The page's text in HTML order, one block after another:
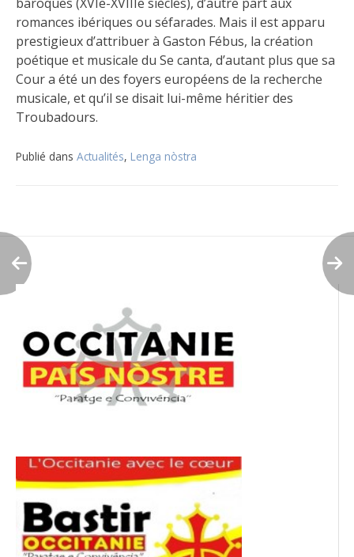
romances ibériques ou séfarades. Mais il est apparu
prestigieux d’attribuer à Gaston Fébus, la création
poétique et musicale du Se canta, d’autant plus que sa
Cour a été un des foyers européens de la recherche
musicale, et qu’il se disait lui-même héritier des
Troubadours.
Publié dans Actualités, Lenga nòstra
l’article